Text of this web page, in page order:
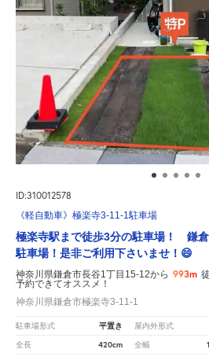
ID:310012578
《軽自動車》極楽寺3-11-1駐車場
極楽寺駅まで徒歩3分の駐車場！ 鎌
駐車場！是非ご利用下さいませ！😄
神奈川県鎌倉市長谷1丁目15-12から 993m
予約できてオススメ！
神奈川県鎌倉市極楽寺3-11-1
駐車場形式 平置き 屋内外形式
全長 420cm 全幅